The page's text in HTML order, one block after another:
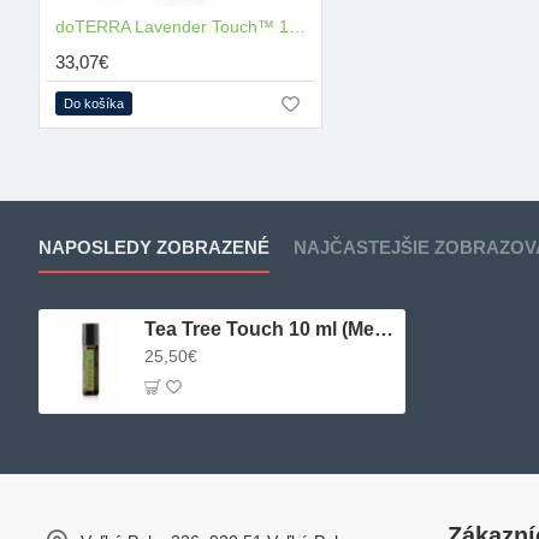
doTERRA Lavender Touch™ 10ml
33,07€
Do košíka
NAPOSLEDY ZOBRAZENÉ NAJČASTEJŠIE
Tea Tree Touch 10 ml (Melaleuca)
25,50€